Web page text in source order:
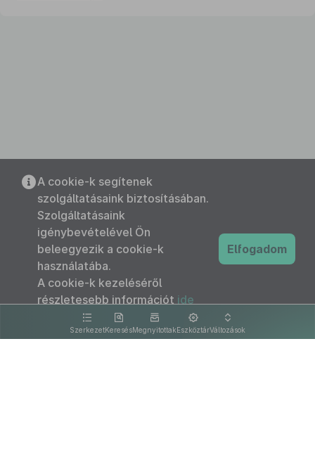
SzerkezetKeresésMegnyitottakEszköztárVáltozások
A cookie-k segítenek
szolgáltatásaink biztosításában.
Szolgáltatásaink
igénybevételével Ön
beleegyezik a cookie-k
használatába.
A cookie-k kezeléséről
részletesebb információt ide
kattintva olvashat.
Elfogadom